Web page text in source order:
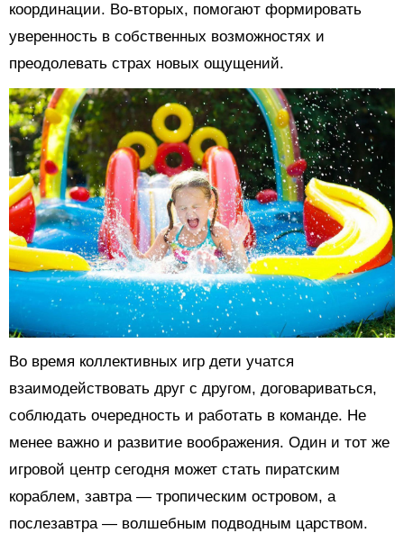
координации. Во-вторых, помогают формировать
уверенность в собственных возможностях и
преодолевать страх новых ощущений.
Во время коллективных игр дети учатся
взаимодействовать друг с другом, договариваться,
соблюдать очередность и работать в команде. Не
менее важно и развитие воображения. Один и тот же
игровой центр сегодня может стать пиратским
кораблем, завтра — тропическим островом, а
послезавтра — волшебным подводным царством.